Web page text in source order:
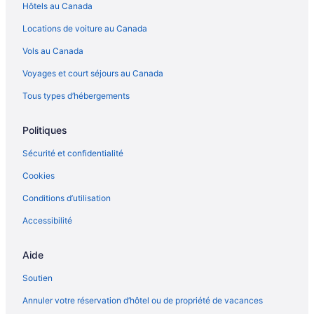
Promandes aventures Scenic Caves Nature Adventures – Hôtels
à proximité
Rosemont – Motels
Severn Bridge – Hôtels
Shelburne – Chalets
Sunset Point Park – Hôtels à proximité
Hôtels au Canada
Locations de voiture au Canada
Vols au Canada
Voyages et court séjours au Canada
Tous types d’hébergements
Politiques
Sécurité et confidentialité
Cookies
Conditions d’utilisation
Accessibilité
Aide
Soutien
Annuler votre réservation d’hôtel ou de propriété de vacances